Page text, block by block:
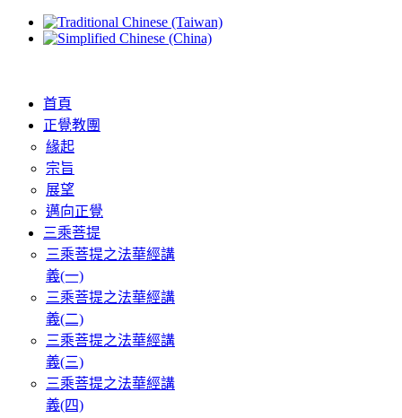
首頁
正覺教團
緣起
宗旨
展望
邁向正覺
三乘菩提
三乘菩提之法華經講
義(一)
三乘菩提之法華經講
義(二)
三乘菩提之法華經講
義(三)
三乘菩提之法華經講
義(四)